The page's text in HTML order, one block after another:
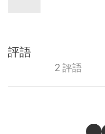
評語
2 評語